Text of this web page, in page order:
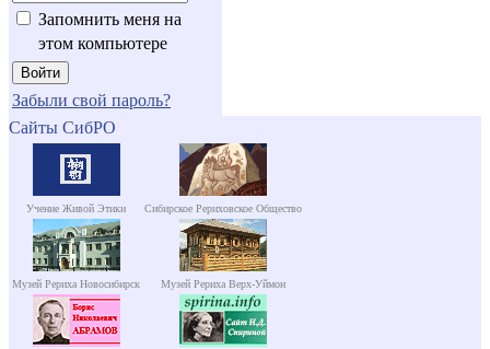
Запомнить меня на
этом компьютере
Забыли свой пароль?
Сайты СибРО
Учение Живой Этики Сибирское Рериховское Общество
Музей Рериха Новосибирск Музей Рериха Верх-Уймон